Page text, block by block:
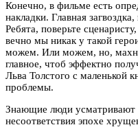
Конечно, в фильме есть
накладки. Главная
Ребята, поверьте
вечно мы никак у такой
можем. Или можем, но,
главное, чтоб эффектно
Льва Толстого с маленькой
проблемы.
Знающие люди усматривают
несоответствия эпохе